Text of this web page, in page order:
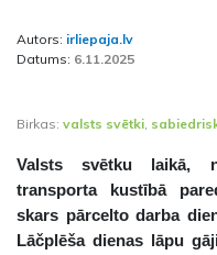
Autors: irliepaja.lv
Datums: 6.11.2025
Birkas: valsts svētki
Valsts svētku laikā,
transporta kustībā
skars pārcelto darba
Lāčplēša dienas lāpu